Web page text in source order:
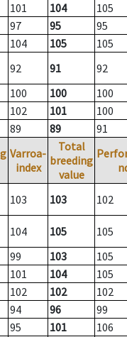
101 104
105
97 95
95
104 105
105
92 91
92
100 100
100
102 101
100
89 89 91
Varroa-
index
Total
breeding
value
103 103 102
104 105
105
99 103
105
101 104
105
102 102
102
94 96
99
95 101
106